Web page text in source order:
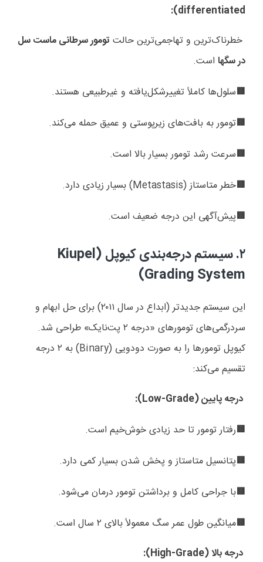
differentiated
):
خطرناک‌ترین و تهاجمی‌ترین حالت تومور سرطانی ماست سل
در سگها است.
سلول‌ها کاملاً تغییرشکل‌یافته و غیرطبیعی هستند.
تومور به بافت‌های زیرپوستی و عمیق حمله می‌کند.
سرعت رشد تومور بسیار بالا است.
خطر متاستاز (Metastasis) بسیار زیادی دارد.
پیش‌آگهی این درجه ضعیف است.
۲. سیستم درجه‌بندی کیوپل (Kiupel
Grading System
)
این سیستم جدیدتر (ابداع در سال ۲۰۱۱) برای حل ابهام و
سردرگمی‌های تومورهای «درجه ۲ پت‌نایک» طراحی شد.
کیوپل تومورها را به صورت دودویی (Binary) به ۲ درجه
تقسیم می‌کند:
درجه پایین (Low-Grade
):
رفتار تومور تا حد زیادی خوش‌خیم است.
پتانسیل متاستاز و پخش شدن بسیار کمی دارد.
با جراحی کامل و برداشتن تومور درمان می‌شود.
میانگین طول عمر سگ معمولاً بالای ۲ سال است.
درجه بالا (High-Grade
):